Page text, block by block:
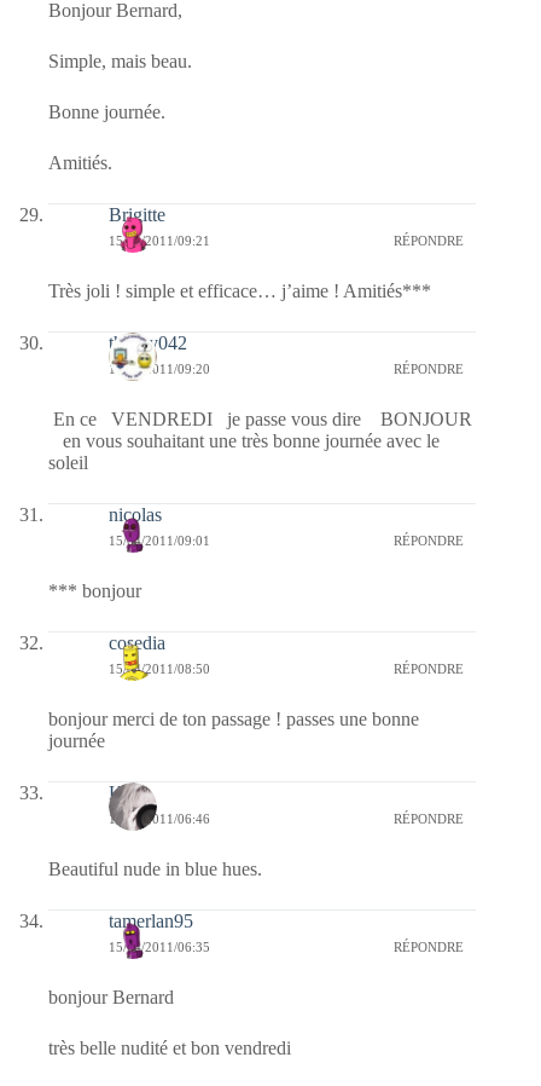
Bonjour Bernard,
Simple, mais beau.
Bonne journée.
Amitiés.
Brigitte
15/04/2011/09:21 RÉPONDRE
Très joli ! simple et efficace… j’aime ! Amitiés***
thierry042
15/04/2011/09:20 RÉPONDRE
En ce VENDREDI je passe vous dire BONJOUR
en vous souhaitant une très bonne journée avec le
soleil
nicolas
15/04/2011/09:01 RÉPONDRE
*** bonjour
cosedia
15/04/2011/08:50 RÉPONDRE
bonjour merci de ton passage ! passes une bonne
journée
Kala
15/04/2011/06:46 RÉPONDRE
Beautiful nude in blue hues.
tamerlan95
15/04/2011/06:35 RÉPONDRE
bonjour Bernard
très belle nudité et bon vendredi